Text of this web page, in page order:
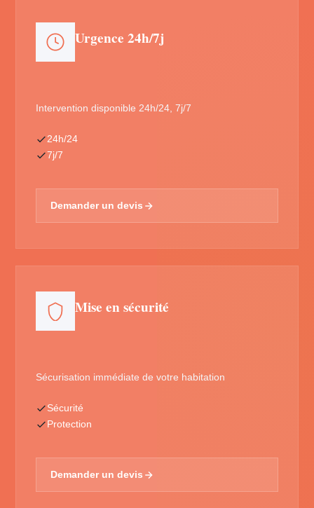
Urgence 24h/7j
Intervention disponible 24h/24, 7j/7
24h/24
7j/7
Demander un devis
Mise en sécurité
Sécurisation immédiate de votre habitation
Sécurité
Protection
Demander un devis